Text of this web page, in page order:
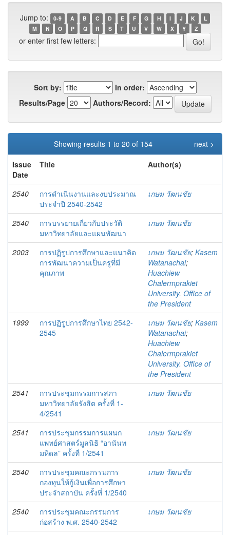
Jump to: 0-9 A B C D E F G H I J K
L
M
N O P Q R S T U V W X Y Z
or enter first few letters:
Sort by:
In order:
Results/Page
Authors/Record:
Showing results 1 to 20 of 154
next >
Issue
Date
Title Author(s)
2540
การดำเนินงานและงบประมาณ
ประจำปี 2540-2542
เกษม วัฒนชัย
2540
การบรรยายเกี่ยวกับประวัติ
มหาวิทยาลัยและแผนพัฒนา
เกษม วัฒนชัย
2003
การปฏิรูปการศึกษาและแนวคิด
การพัฒนาความเป็นครูที่มี
คุณภาพ
เกษม วัฒนชัย; Kasem
Watanachai;
Huachiew
Chalermprakiet
University. Office of
the President
1999
การปฏิรูปการศึกษาไทย 2542-
2545
เกษม วัฒนชัย; Kasem
Watanachai;
Huachiew
Chalermprakiet
University. Office of
the President
2541
การประชุมกรรมการสภา
มหาวิทยาลัยรังสิต ครั้งที่ 1-
4/2541
เกษม วัฒนชัย
2541
การประชุมกรรมการแผนก
แพทย์ศาสตร์มูลนิธิ “อานันท
มหิดล” ครั้งที่ 1/2541
เกษม วัฒนชัย
2540
การประชุมคณะกรรมการ
กองทุนให้กู้เงินเพื่อการศึกษา
ประจำสถาบัน ครั้งที่ 1/2540
เกษม วัฒนชัย
2540
การประชุมคณะกรรมการ
ก่อสร้าง พ.ศ. 2540-2542
เกษม วัฒนชัย